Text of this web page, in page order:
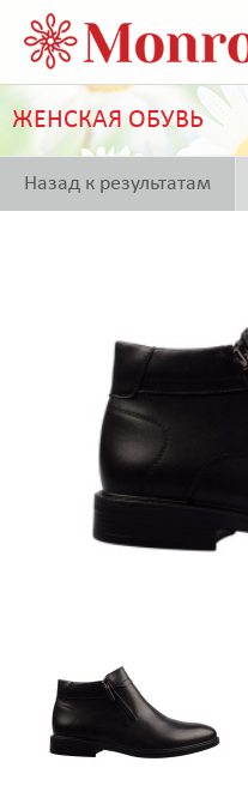
ЖЕНСКАЯ ОБУВЬ
Назад к результатам